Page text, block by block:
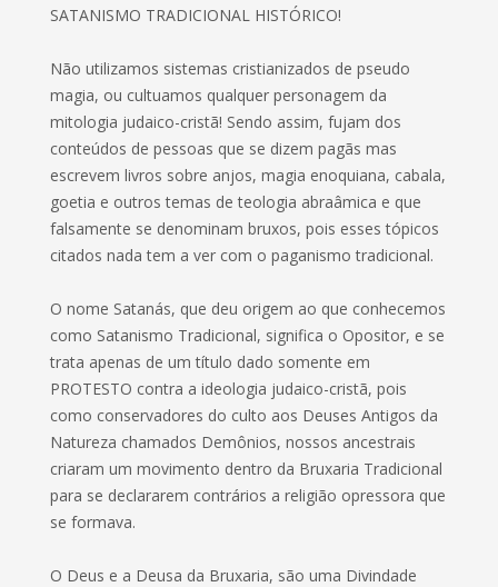
SATANISMO TRADICIONAL HISTÓRICO!
Não utilizamos sistemas cristianizados de pseudo
magia, ou cultuamos qualquer personagem da
mitologia judaico-cristã! Sendo assim, fujam dos
conteúdos de pessoas que se dizem pagãs mas
escrevem livros sobre anjos, magia enoquiana, cabala,
goetia e outros temas de teologia abraâmica e que
falsamente se denominam bruxos, pois esses tópicos
citados nada tem a ver com o paganismo tradicional.
O nome Satanás, que deu origem ao que conhecemos
como Satanismo Tradicional, significa o Opositor, e se
trata apenas de um título dado somente em
PROTESTO contra a ideologia judaico-cristã, pois
como conservadores do culto aos Deuses Antigos da
Natureza chamados Demônios, nossos ancestrais
criaram um movimento dentro da Bruxaria Tradicional
para se declararem contrários a religião opressora que
se formava.
O Deus e a Deusa da Bruxaria, são uma Divindade